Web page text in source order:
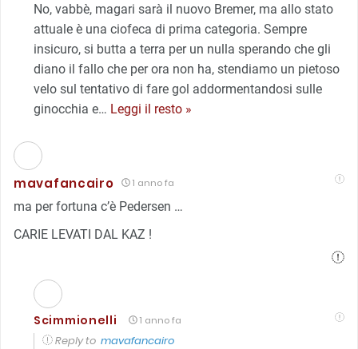
No, vabbè, magari sarà il nuovo Bremer, ma allo stato
attuale è una ciofeca di prima categoria. Sempre
insicuro, si butta a terra per un nulla sperando che gli
diano il fallo che per ora non ha, stendiamo un pietoso
velo sul tentativo di fare gol addormentandosi sulle
ginocchia e… Leggi il resto »
mavafancairo 1 anno fa
ma per fortuna c’è Pedersen …
CARIE LEVATI DAL KAZ !
Scimmionelli 1 anno fa
Reply to mavafancairo